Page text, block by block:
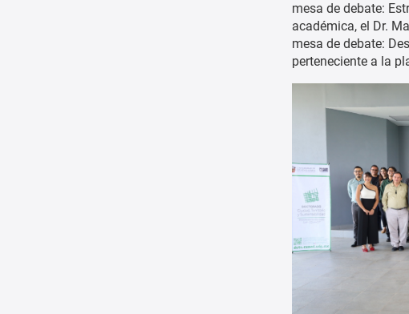
mesa de debate:
académica, el Dr.
mesa de debate:
perteneciente a la